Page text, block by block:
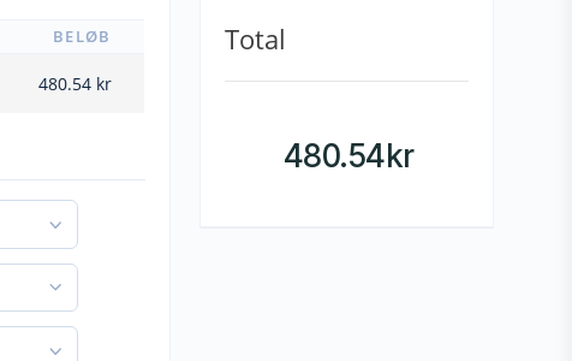
BELØB
480.54kr
Total
480.54kr